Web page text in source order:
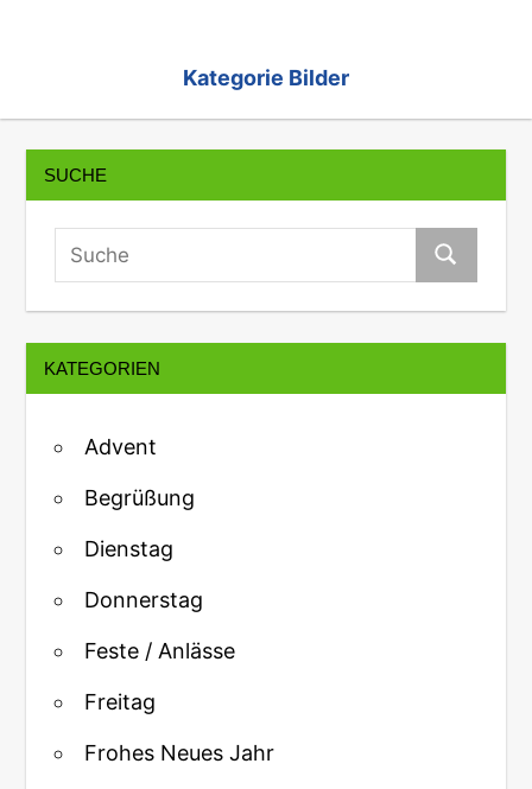
Kategorie Bilder
SUCHE
KATEGORIEN
Advent
Begrüßung
Dienstag
Donnerstag
Feste / Anlässe
Freitag
Frohes Neues Jahr